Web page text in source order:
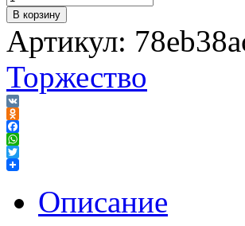
В корзину
Артикул:
Торжество
VK
Odnoklassniki
Facebook
WhatsApp
Twitter
Описание